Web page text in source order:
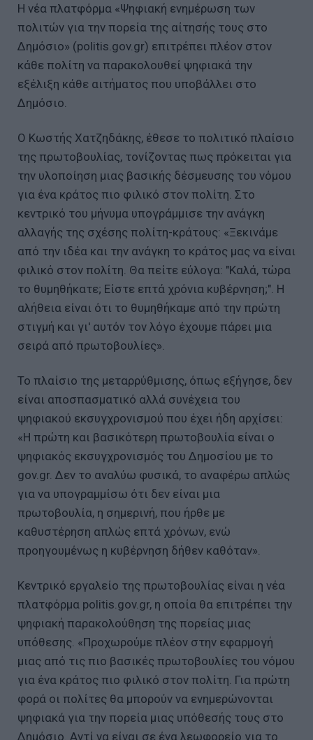
Η νέα πλατφόρμα «Ψηφιακή ενημέρωση των
πολιτών για την πορεία της αίτησής τους στο
Δημόσιο» (politis.gov.gr) επιτρέπει πλέον στον
κάθε πολίτη να παρακολουθεί ψηφιακά την
εξέλιξη κάθε αιτήματος που υποβάλλει στο
Δημόσιο.
Ο Κωστής Χατζηδάκης, έθεσε το πολιτικό πλαίσιο
της πρωτοβουλίας, τονίζοντας πως πρόκειται για
την υλοποίηση μιας βασικής δέσμευσης του νόμου
για ένα κράτος πιο φιλικό στον πολίτη. Στο
κεντρικό του μήνυμα υπογράμμισε την ανάγκη
αλλαγής της σχέσης πολίτη-κράτους: «Ξεκινάμε
από την ιδέα και την ανάγκη το κράτος μας να είναι
φιλικό στον πολίτη. Θα πείτε εύλογα: "Καλά, τώρα
το θυμηθήκατε; Είστε επτά χρόνια κυβέρνηση;". Η
αλήθεια είναι ότι το θυμηθήκαμε από την πρώτη
στιγμή και γι' αυτόν τον λόγο έχουμε πάρει μια
σειρά από πρωτοβουλίες».
Το πλαίσιο της μεταρρύθμισης, όπως εξήγησε, δεν
είναι αποσπασματικό αλλά συνέχεια του
ψηφιακού εκσυγχρονισμού που έχει ήδη αρχίσει:
«Η πρώτη και βασικότερη πρωτοβουλία είναι ο
ψηφιακός εκσυγχρονισμός του Δημοσίου με το
gov.gr. Δεν το αναλύω φυσικά, το αναφέρω απλώς
για να υπογραμμίσω ότι δεν είναι μια
πρωτοβουλία, η σημερινή, που ήρθε με
καθυστέρηση απλώς επτά χρόνων, ενώ
προηγουμένως η κυβέρνηση δήθεν καθόταν».
Κεντρικό εργαλείο της πρωτοβουλίας είναι η νέα
πλατφόρμα politis.gov.gr, η οποία θα επιτρέπει την
ψηφιακή παρακολούθηση της πορείας μιας
υπόθεσης. «Προχωρούμε πλέον στην εφαρμογή
μιας από τις πιο βασικές πρωτοβουλίες του νόμου
για ένα κράτος πιο φιλικό στον πολίτη. Για πρώτη
φορά οι πολίτες θα μπορούν να ενημερώνονται
ψηφιακά για την πορεία μιας υπόθεσής τους στο
Δημόσιο. Αντί να είναι σε ένα λεωφορείο για το